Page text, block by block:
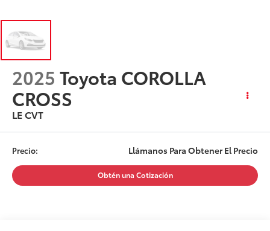
2025 Toyota COROLLA
CROSS
LE CVT
Precio: Llámanos Para Obtener El Precio
Obtén una Cotización